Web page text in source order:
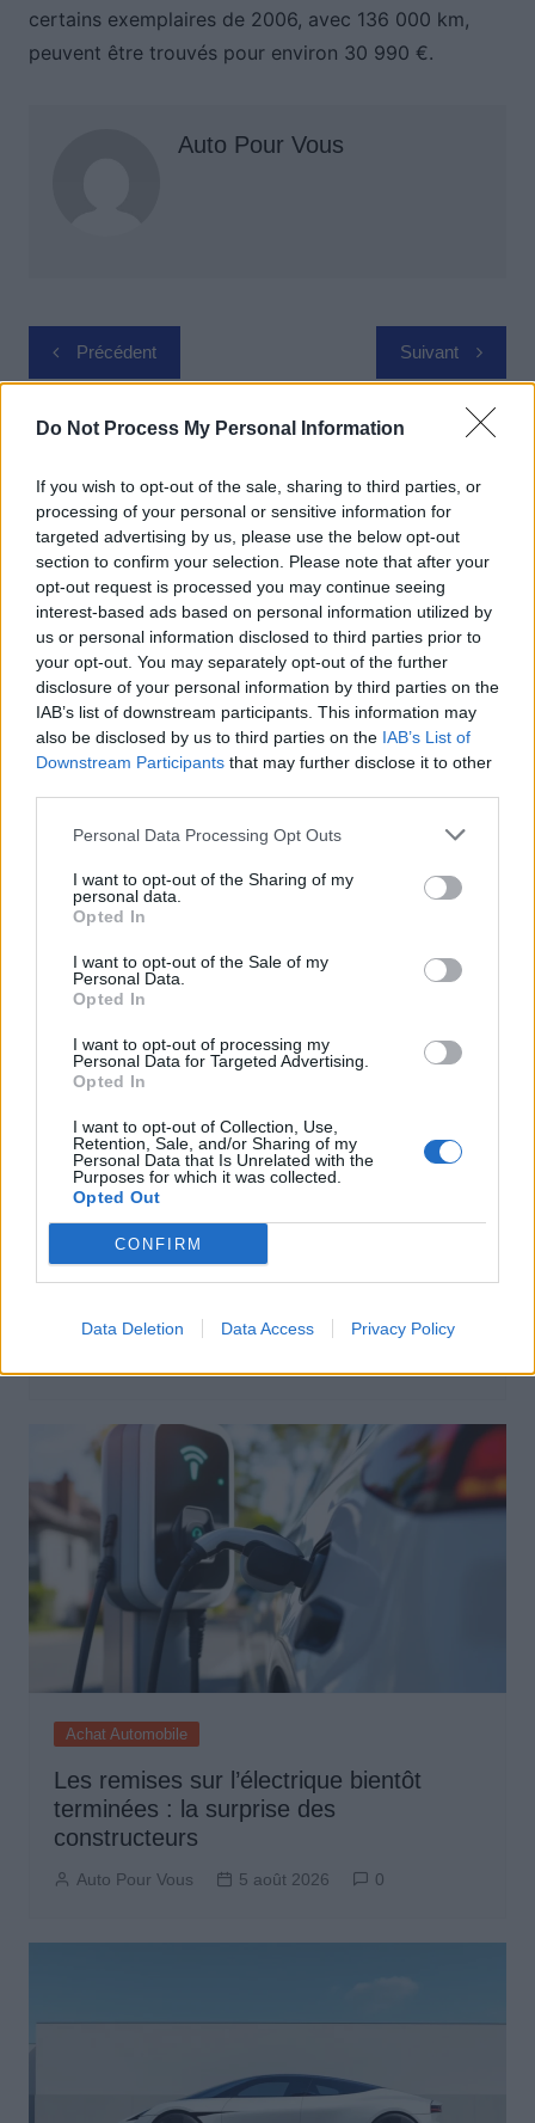
Do Not Process My Personal Information
If you wish to opt-out of the sale, sharing to third parties, or
processing of your personal or sensitive information for
targeted advertising by us, please use the below opt-out
section to confirm your selection. Please note that after your
opt-out request is processed you may continue seeing
interest-based ads based on personal information utilized by
us or personal information disclosed to third parties prior to
your opt-out. You may separately opt-out of the further
disclosure of your personal information by third parties on the
IAB’s list of downstream participants. This information may
also be disclosed by us to third parties on the IAB’s List of
Downstream Participants that may further disclose it to other
Personal Data Processing Opt Outs
I want to opt-out of the Sharing of my
personal data.
Opted In
I want to opt-out of the Sale of my
Personal Data.
Opted In
I want to opt-out of processing my
Personal Data for Targeted Advertising.
Opted In
I want to opt-out of Collection, Use,
Retention, Sale, and/or Sharing of my
Personal Data that Is Unrelated with the
Purposes for which it was collected.
Opted Out
CONFIRM
Data Deletion Data Access Privacy Policy
certains exemplaires de 2006, avec 136 000 km,
peuvent être trouvés pour environ 30 990 €.
Auto Pour Vous
Navigation
de
l’article
Précédent Suivant
Autonomie électrique : ce que vous
devez vraiment connaître avant
d’acheter
Auto Pour Vous 5 août 2026
Achat Automobile
Denza Z9S : la voiture électrique qui
atteint 1100 km d’autonomie
Achat Automobile
Les remises sur l’électrique bientôt
terminées : la surprise des
constructeurs
Auto Pour Vous 5 août 2026 0